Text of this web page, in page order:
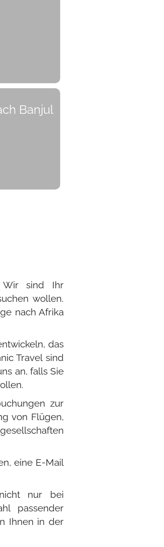
Banjul
Wir sind Ihr
wollen.
nach Afrika
das
Travel sind
an, falls Sie
zur
von Flügen,
eine E-Mail
nur bei
passender
Ihnen in der